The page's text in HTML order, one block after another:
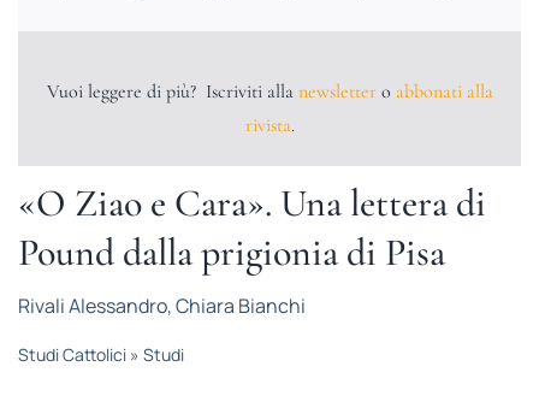
Libri Ares QUADERNI MONOGRAFICI
RECENSIONI
STUDI
Vuoi leggere di più? Iscriviti alla newslettero abbonati alla
rivista.
«O Ziao e Cara». Una lettera di
Pound dalla prigionia di Pisa
Rivali Alessandro,Chiara Bianchi
Studi Cattolici» Studi